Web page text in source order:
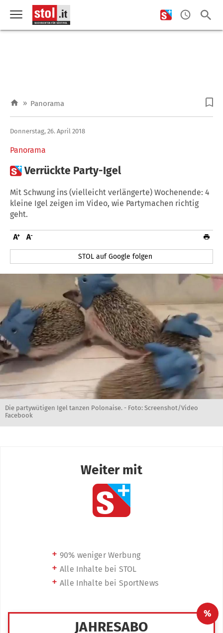
» Panorama
Panorama
Donnerstag, 26. April 2018
Verrückte Party-Igel
Mit Schwung ins (vielleicht verlängerte) Wochenende: 4
kleine Igel zeigen im Video, wie Partymachen richtig
geht.
STOL auf Google folgen
Die partywütigen Igel tanzen Polonaise. - Foto: Screenshot/Video
Facebook